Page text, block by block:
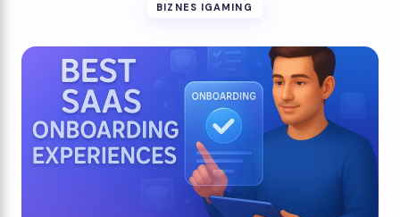
BIZNES IGAMING